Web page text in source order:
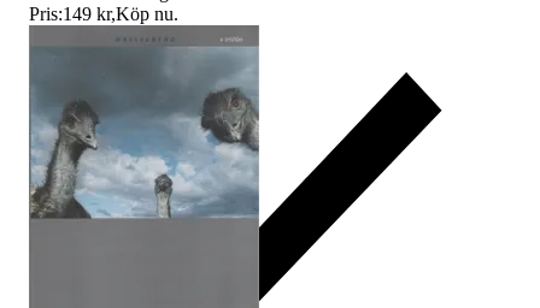
Pris:149 kr,Köp nu.